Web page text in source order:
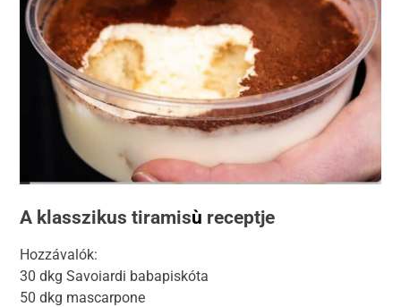
A klasszikus tiramisù receptje
Hozzávalók:
30 dkg Savoiardi babapiskóta
50 dkg mascarpone